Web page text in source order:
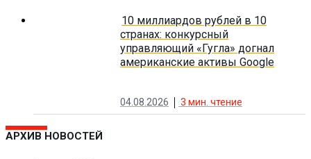
10 миллиардов рублей в 10
странах: конкурсный
управляющий «Гугла» догнал
американские активы Google
04.08.2026 3 мин. чтение
АРХИВ НОВОСТЕЙ